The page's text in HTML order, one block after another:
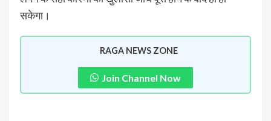
सकेगा।
RAGA NEWS ZONE
Join Channel Now